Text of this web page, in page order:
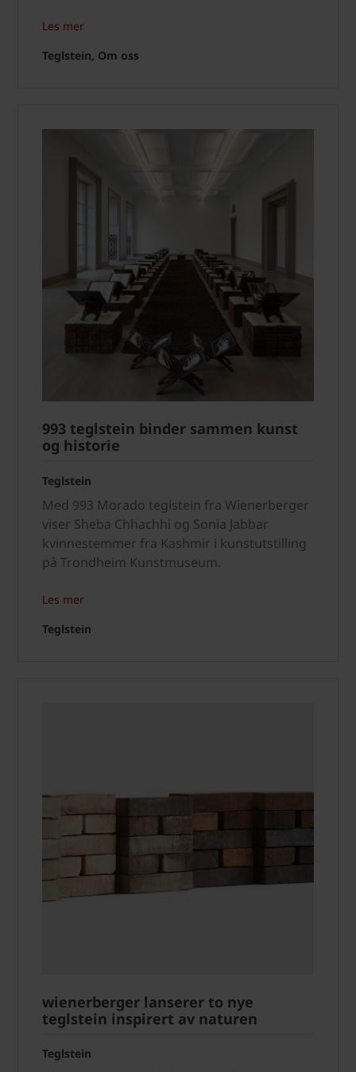
Les mer
Teglstein, Om oss
993 teglstein binder sammen kunst
og historie
Teglstein
Med 993 Morado teglstein fra Wienerberger
viser Sheba Chhachhi og Sonia Jabbar
kvinnestemmer fra Kashmir i kunstutstilling
på Trondheim Kunstmuseum.
Les mer
Teglstein
wienerberger lanserer to nye
teglstein inspirert av naturen
Teglstein